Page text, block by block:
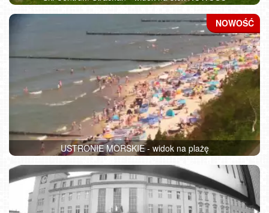
USTRONIE MORSKIE - widok na plażę